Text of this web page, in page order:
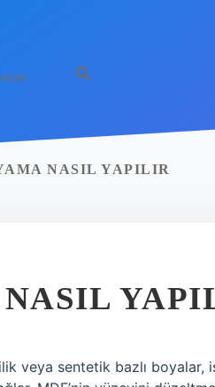
NASIL YAPILIR
veya sentetik bazlı